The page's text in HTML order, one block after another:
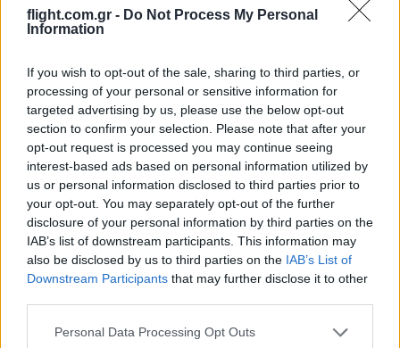
flight.com.gr - Do Not Process My Personal
Information
If you wish to opt-out of the sale, sharing to third parties, or
processing of your personal or sensitive information for
targeted advertising by us, please use the below opt-out
section to confirm your selection. Please note that after your
opt-out request is processed you may continue seeing
interest-based ads based on personal information utilized by
us or personal information disclosed to third parties prior to
your opt-out. You may separately opt-out of the further
disclosure of your personal information by third parties on the
IAB’s list of downstream participants. This information may
also be disclosed by us to third parties on the IAB’s List of
Downstream Participants that may further disclose it to other
Please note that this website/app uses one or more Google
Personal Data Processing Opt Outs
Oldest
SamisBack(@samisback)
Active Member
1 Ιουνίου 2026 09:51
Διαπραγματεύσεις λολ Οι Αμερικάνοι δεν μπορούν (δεν το
επιτρέπει ο γεωστρατηγικός σχεδιασμός) να φύγουν από το Ιράν
τρώγοντας στρατηγική ήττα και αφήνοντας το Ιράν σε
ουσιαστικά ισχυρότερη θέση. Γι’αυτό και κωλυσιεργουν με
μουφα εκεχειρίες και διαπραγματεύσεις μπας και βρεθεί κάτι.
View Replies
#731492